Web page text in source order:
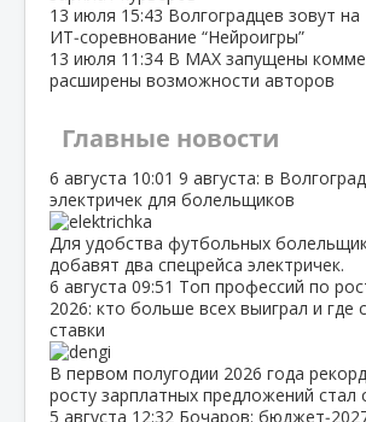
13 июля 15:43 Волгоградцев зовут на
ИТ‑соревнование “Нейроигры”
13 июля 11:34 В МАХ запущены
расширены возможности авторов
Главные новости
6 августа 10:01 9 августа: в
электричек для болельщиков
Для удобства футбольных
добавят два спецрейса электричек.
6 августа 09:51 Топ профессий по
2026: кто больше всех выиграл и где
ставки
В первом полугодии 2026 года
росту зарплатных предложений стал
5 августа 12:32 Бочаров: